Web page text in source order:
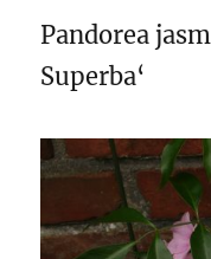
Pandorea
Superba‘